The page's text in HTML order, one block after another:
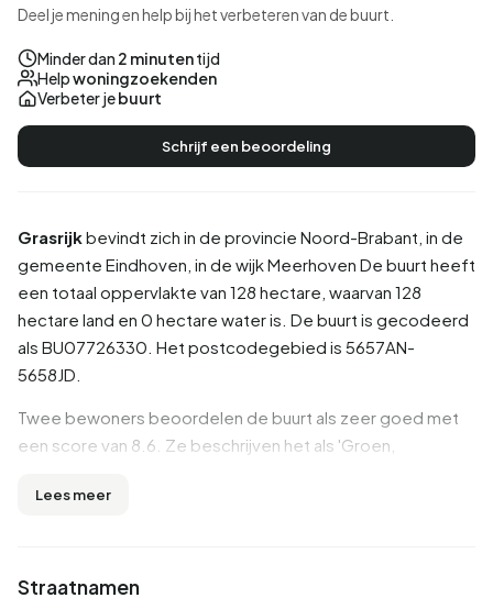
Grasrijkbevindt zich in de provincie Noord-Brabant , in de
gemeente Eindhoven , in de wijkMeerhoven De buurt heeft
een totaal oppervlakte van 128 hectare, waarvan 128
hectare land en 0 hectare water is. De buurt is gecodeerd
als BU07726330. Het postcodegebied is 5657AN-
5658JD.
Twee bewoners beoordelen de buurt als zeer goed met
een score van 8.6. Ze beschrijven het als 'Groen,
jonge gezinnen met kinderen maar ook voldoende plek
in deze buurt.
Lees meer
Straatnamen
Deel je mening en help bij het verbeteren van de buurt.
Minder dan 2 minutentijd
Helpwoningzoekenden
Verbeter jebuurt
Schrijf een beoordeling